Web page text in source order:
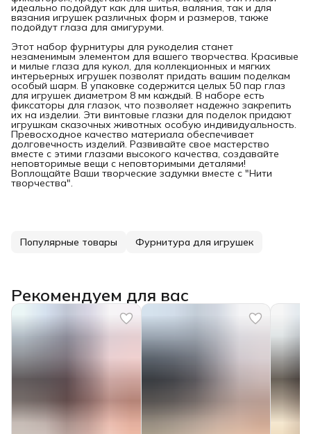
идеально подойдут как для шитья, валяния, так и для
вязания игрушек различных форм и размеров, также
подойдут глаза для амигуруми.
Этот набор фурнитуры для рукоделия станет
незаменимым элементом для вашего творчества. Красивые
и милые глаза для кукол, для коллекционных и мягких
интерьерных игрушек позволят придать вашим поделкам
особый шарм. В упаковке содержится целых 50 пар глаз
для игрушек диаметром 8 мм каждый. В наборе есть
фиксаторы для глазок, что позволяет надежно закрепить
их на изделии. Эти винтовые глазки для поделок придают
игрушкам сказочных животных особую индивидуальность.
Превосходное качество материала обеспечивает
долговечность изделий. Развивайте свое мастерство
вместе с этими глазами высокого качества, создавайте
неповторимые вещи с неповторимыми деталями!
Воплощайте Ваши творческие задумки вместе с "Нити
творчества".
Популярные товары Фурнитура для игрушек
Рекомендуем для вас